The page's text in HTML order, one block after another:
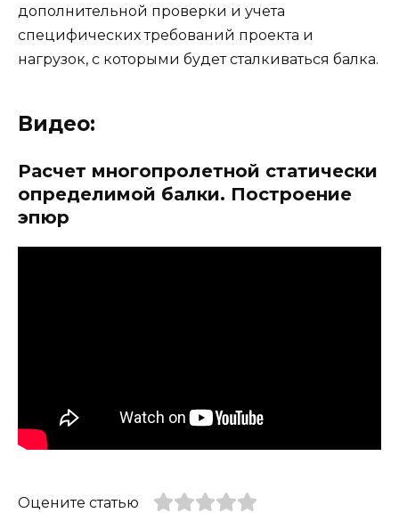
дополнительной проверки и учета
специфических требований проекта и
нагрузок, с которыми будет сталкиваться балка.
Видео:
Расчет многопролетной статически
определимой балки. Построение
эпюр
Оцените статью